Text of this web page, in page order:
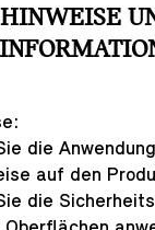
die
auf den
die